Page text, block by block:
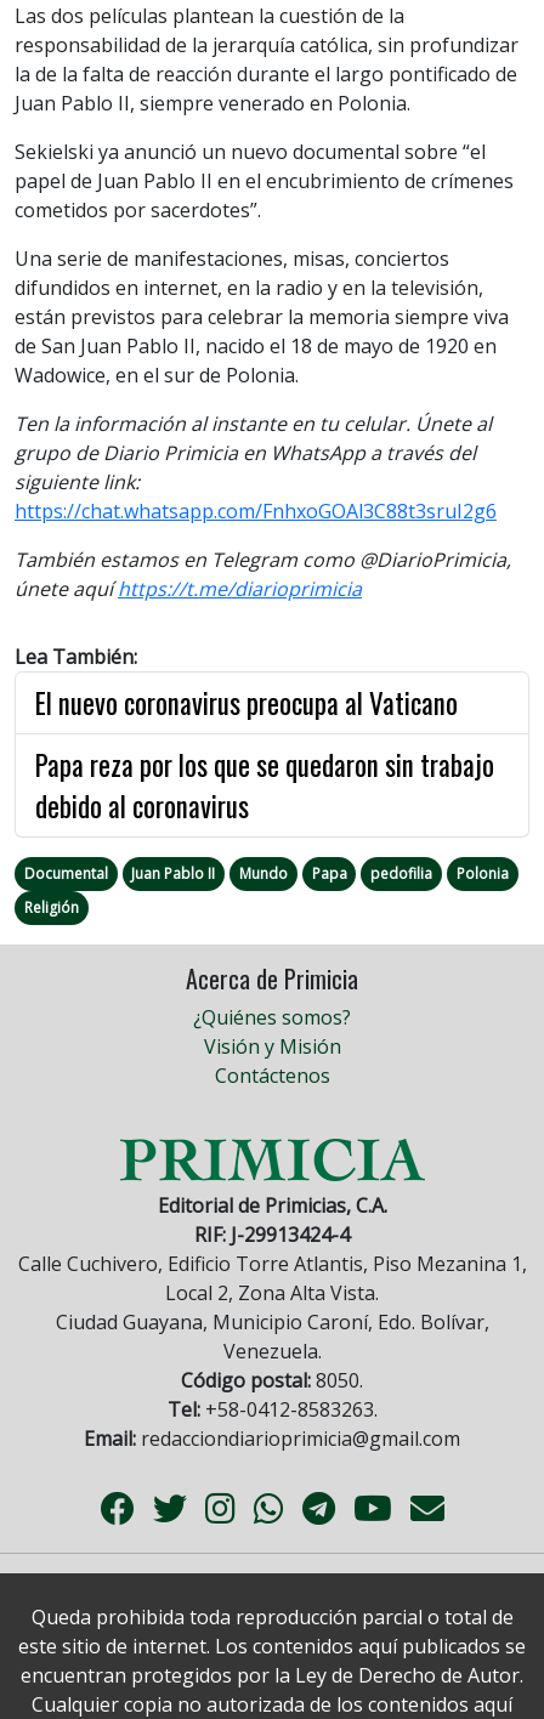
Las dos películas plantean la cuestión de la
responsabilidad de la jerarquía católica, sin profundizar
la de la falta de reacción durante el largo pontificado de
Juan Pablo II, siempre venerado en Polonia.
Sekielski ya anunció un nuevo documental sobre “el
papel de Juan Pablo II en el encubrimiento de crímenes
cometidos por sacerdotes”.
Una serie de manifestaciones, misas, conciertos
difundidos en internet, en la radio y en la televisión,
están previstos para celebrar la memoria siempre viva
de San Juan Pablo II, nacido el 18 de mayo de 1920 en
Wadowice, en el sur de Polonia.
Ten la información al instante en tu celular. Únete al
grupo de Diario Primicia en WhatsApp a través del
siguiente link:
https://chat.whatsapp.com/FnhxoGOAl3C88t3sruI2g6
También estamos en Telegram como @DiarioPrimicia,
únete aquíhttps://t.me/diarioprimicia
Lea También:
El nuevo coronavirus preocupa al Vaticano
Papa reza por los que se quedaron sin trabajo
debido al coronavirus
Documental Juan Pablo II Mundo Papa pedofilia
Polonia
Religión
Acerca de Primicia
¿Quiénes somos?
Visión y Misión
Contáctenos
Editorial de Primicias, C.A.
RIF: J-29913424-4
Calle Cuchivero, Edificio Torre Atlantis, Piso Mezanina 1,
Local 2, Zona Alta Vista.
Ciudad Guayana, Municipio Caroní, Edo. Bolívar,
Venezuela.
Código postal:8050.
Tel:+58-0412-8583263.
Email: redacciondiarioprimicia@gmail.com
Queda prohibida toda reproducción parcial o total de
este sitio de internet. Los contenidos aquí publicados se
encuentran protegidos por la Ley de Derecho de Autor.
Cualquier copia no autorizada de los contenidos aquí